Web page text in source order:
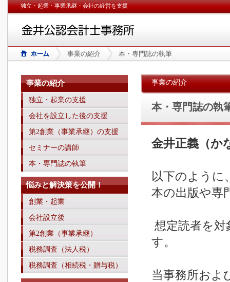
独立・起業・事業承継・会社の経営を支援
事業の紹介 本・専門誌の執筆
事業の紹介
本・専門誌の執
金井正義（か
以下のように
本の出版や専
想定読者を
す。
当事務所およ
事業の紹介
独立・起業の支援
会社を設立した後の支援
第2創業（事業承継）の支援
セミナーの講師
本・専門誌の執筆
悩みと解決策を公開！
創業・起業
会社設立後
第2創業（事業承継）
税務調査（法人税）
税務調査（相続税・贈与税）